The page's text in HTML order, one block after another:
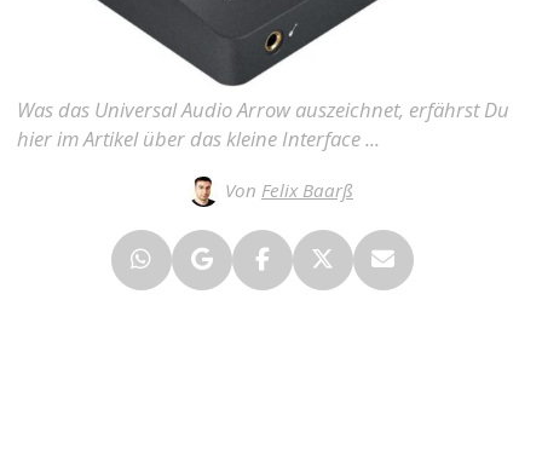
Was das Universal Audio Arrow auszeichnet, erfährst Du
hier im Artikel über das kleine Interface ...
Von Felix Baarß